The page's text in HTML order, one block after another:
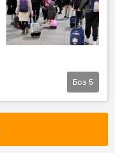
Амалиёти вижаи Русия барои ҳимояи Донбасс: охирин хабарҳо
Боз 5